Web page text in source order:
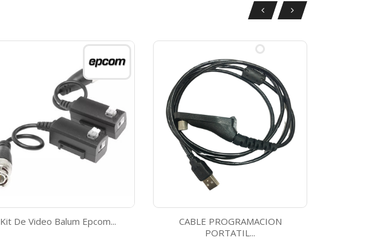
Kit De Video Balum Epcom...
CABLE PROGRAMACION
PORTATIL...